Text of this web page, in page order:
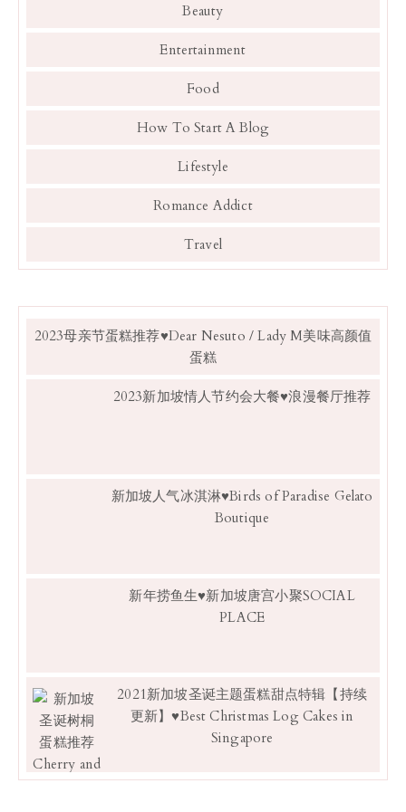
Beauty
Entertainment
Food
How To Start A Blog
Lifestyle
Romance Addict
Travel
2023母亲节蛋糕推荐♥Dear Nesuto / Lady M美味高颜值
蛋糕
2023新加坡情人节约会大餐♥浪漫餐厅推荐
新加坡人气冰淇淋♥Birds of Paradise Gelato
Boutique
新年捞鱼生♥新加坡唐宫小聚SOCIAL
PLACE
2021新加坡圣诞主题蛋糕甜点特辑【持续
更新】♥Best Christmas Log Cakes in
Singapore